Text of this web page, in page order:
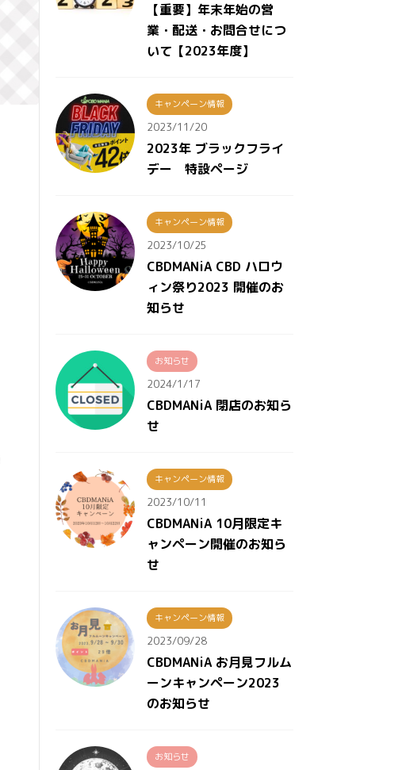
【重要】年末年始の営
業・配送・お問合せにつ
いて【2023年度】
キャンペーン情報
2023/11/20
2023年 ブラックフライ
デー 特設ページ
キャンペーン情報
2023/10/25
CBDMANiA CBD ハロウ
ィン祭り2023 開催のお
知らせ
お知らせ
2024/1/17
CBDMANiA 閉店のお知ら
せ
キャンペーン情報
2023/10/11
CBDMANiA 10月限定キ
ャンペーン開催のお知ら
せ
キャンペーン情報
2023/09/28
CBDMANiA お月見フルム
ーンキャンペーン2023
のお知らせ
お知らせ